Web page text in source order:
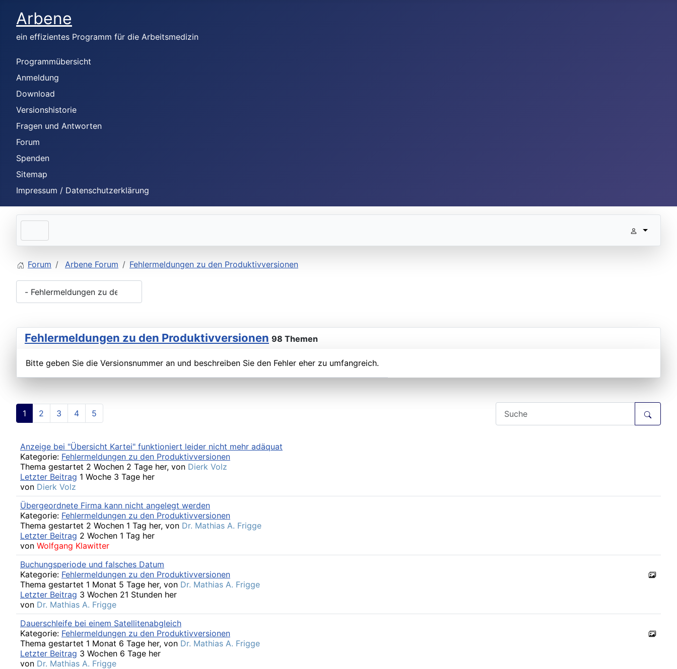
Arbene
ein effizientes Programm für die Arbeitsmedizin
Programmübersicht
Anmeldung
Download
Versionshistorie
Fragen und Antworten
Forum
Spenden
Sitemap
Impressum / Datenschutzerklärung
Forum Arbene Forum Fehlermeldungen zu den Produktivversionen
Fehlermeldungen zu den Produktivversionen 98 Themen
Bitte geben Sie die Versionsnummer an und beschreiben Sie den Fehler eher zu umfangreich.
1 2 3 4 5
Anzeige bei "Übersicht Kartei" funktioniert leider nicht mehr adäquat
Kategorie: Fehlermeldungen zu den Produktivversionen
Thema gestartet 2 Wochen 2 Tage her, von Dierk Volz
Letzter Beitrag 1 Woche 3 Tage her
von Dierk Volz
Übergeordnete Firma kann nicht angelegt werden
Kategorie: Fehlermeldungen zu den Produktivversionen
Thema gestartet 2 Wochen 1 Tag her, von Dr. Mathias A. Frigge
Letzter Beitrag 2 Wochen 1 Tag her
von Wolfgang Klawitter
Buchungsperiode und falsches Datum
Kategorie: Fehlermeldungen zu den Produktivversionen
Thema gestartet 1 Monat 5 Tage her, von Dr. Mathias A. Frigge
Letzter Beitrag 3 Wochen 21 Stunden her
von Dr. Mathias A. Frigge
Dauerschleife bei einem Satellitenabgleich
Kategorie: Fehlermeldungen zu den Produktivversionen
Thema gestartet 1 Monat 6 Tage her, von Dr. Mathias A. Frigge
Letzter Beitrag 3 Wochen 6 Tage her
von Dr. Mathias A. Frigge